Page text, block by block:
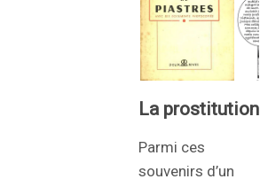
La prostitution
Parmi ces
souvenirs d’un